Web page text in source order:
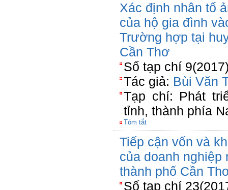
Xác định nhân tố
của hộ gia đình
Trường hợp tại
Cần Thơ
Số tạp chí
Tác giả: Bùi Văn
Tạp chí: Phát
tỉnh, thành phía
Tóm tắt
Tiếp cận vốn và
của doanh nghiệp
thành phố Cần
Số tạp chí